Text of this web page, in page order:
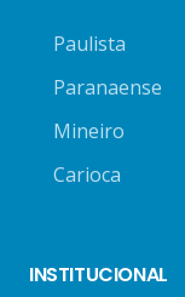
Paulista
Paranaense
Mineiro
Carioca
INSTITUCIONAL